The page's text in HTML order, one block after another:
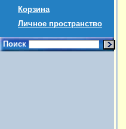
Корзина
Личное пространство
Поиск